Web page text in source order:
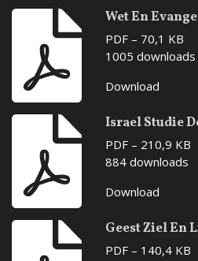
Wet En
PDF – 70,1 KB
1005 downloads
Download
Israel Studie
PDF – 210,9 KB
884 downloads
Download
Geest Ziel En
PDF – 140,4 KB